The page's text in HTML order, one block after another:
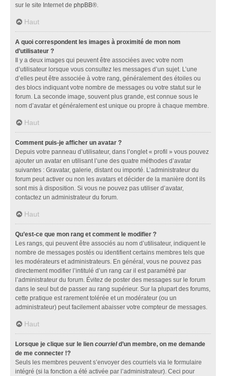
sur le site Internet de phpBB®.
Haut
A quoi correspondent les images à proximité de mon nom
d’utilisateur ?
Il y a deux images qui peuvent être associées avec votre nom
d’utilisateur lorsque vous consultez les messages d’un sujet. L’une
d’elles peut être associée à votre rang, généralement des étoiles ou
des blocs indiquant votre nombre de messages ou votre statut sur le
forum. La seconde image, souvent plus grande, est connue sous le
nom d’avatar et généralement est unique ou propre à chaque membre.
Haut
Comment puis-je afficher un avatar ?
Depuis votre panneau d’utilisateur, dans l’onglet « profil » vous pouvez
ajouter un avatar en utilisant l’une des quatre méthodes d’avatar
suivantes : Gravatar, galerie, distant ou importé. L’administrateur du
forum peut activer ou non les avatars et décider de la manière dont ils
sont mis à disposition. Si vous ne pouvez pas utiliser d’avatar,
contactez un administrateur du forum.
Haut
Qu’est-ce que mon rang et comment le modifier ?
Les rangs, qui peuvent être associés au nom d’utilisateur, indiquent le
nombre de messages postés ou identifient certains membres tels que
les modérateurs et administrateurs. En général, vous ne pouvez pas
directement modifier l’intitulé d’un rang car il est paramétré par
l’administrateur du forum. Évitez de poster des messages sur le forum
dans le seul but de passer au rang supérieur. Sur la plupart des forums,
cette pratique est rarement tolérée et un modérateur (ou un
administrateur) peut facilement abaisser votre compteur de messages.
Haut
Lorsque je clique sur le lien courrield’un membre, on me demande
de me connecter !?
Seuls les membres peuvent s’envoyer des courriels via le formulaire
intégré (si la fonction a été activée par l’administrateur). Ceci pour